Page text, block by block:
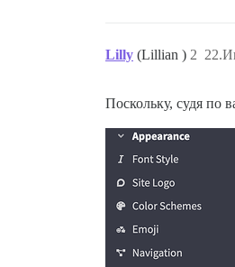
Lilly (Lillian ) 2
Поскольку, судя по